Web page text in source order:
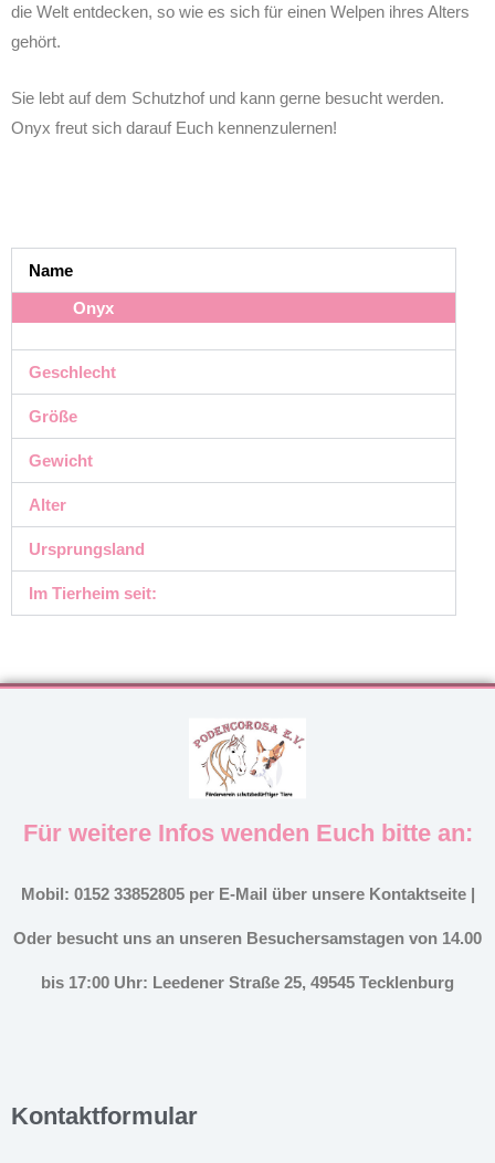
die Welt entdecken, so wie es sich für einen Welpen ihres Alters
gehört.
Sie lebt auf dem Schutzhof und kann gerne besucht werden.
Onyx freut sich darauf Euch kennenzulernen!
Name
Onyx
Geschlecht
Größe
Gewicht
Alter
Ursprungsland
Im Tierheim seit:
Für weitere Infos wenden Euch bitte an:
Mobil: 0152 33852805 per E-Mail über unsere Kontaktseite |
Oder besucht uns an unseren Besuchersamstagen von 14.00
bis 17:00 Uhr: Leedener Straße 25, 49545 Tecklenburg
Kontaktformular